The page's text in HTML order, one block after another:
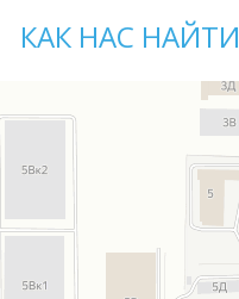
КАК НАС НАЙТИ